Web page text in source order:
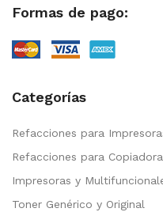
Formas de pago:
Categorías
Refacciones para
Refacciones para
Impresoras y
Toner Genérico y Original